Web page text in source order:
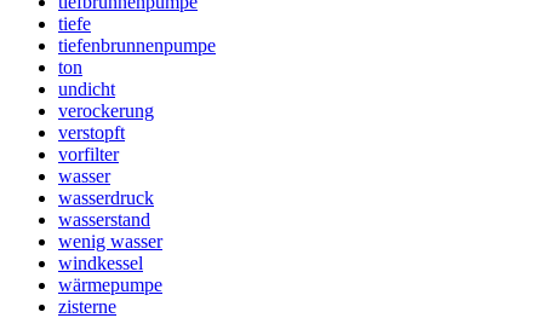
tiefe
tiefenbrunnenpumpe
ton
undicht
verockerung
verstopft
vorfilter
wasser
wasserdruck
wasserstand
wenig wasser
windkessel
wärmepumpe
zisterne